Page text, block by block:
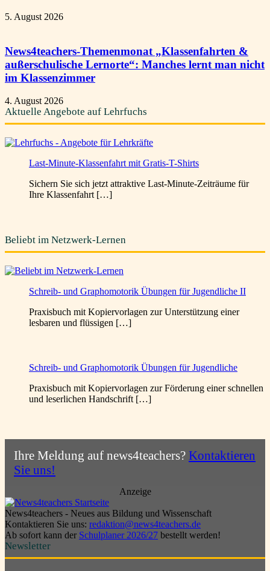
5. August 2026
News4teachers-Themenmonat „Klassenfahrten &
außerschulische Lernorte“: Manches lernt man nicht
im Klassenzimmer
4. August 2026
Aktuelle Angebote auf Lehrfuchs
Last-Minute-Klassenfahrt mit Gratis-T-Shirts
Sichern Sie sich jetzt attraktive Last-Minute-Zeiträume für
Ihre Klassenfahrt […]
Beliebt im Netzwerk-Lernen
Schreib- und Graphomotorik Übungen für Jugendliche II
Praxisbuch mit Kopiervorlagen zur Unterstützung einer
lesbaren und flüssigen […]
Schreib- und Graphomotorik Übungen für Jugendliche
Praxisbuch mit Kopiervorlagen zur Förderung einer schnellen
und leserlichen Handschrift […]
Ihre Meldung auf news4teachers? Kontaktieren
Sie uns!
Anzeige
News4teachers - Neues aus Bildung und Wissenschaft
Kontaktieren Sie uns: redaktion@news4teachers.de
Ab sofort kann der Schulplaner 2026/27 bestellt werden!
Newsletter